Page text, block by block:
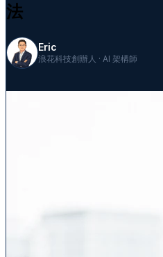
法
Eric
浪花科技創辦人 · AI 架構師